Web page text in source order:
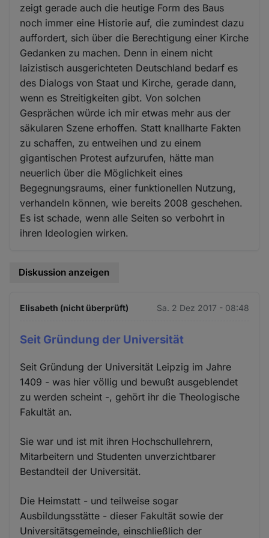
zeigt gerade auch die heutige Form des Baus
noch immer eine Historie auf, die zumindest dazu
auffordert, sich über die Berechtigung einer Kirche
Gedanken zu machen. Denn in einem nicht
laizistisch ausgerichteten Deutschland bedarf es
des Dialogs von Staat und Kirche, gerade dann,
wenn es Streitigkeiten gibt. Von solchen
Gesprächen würde ich mir etwas mehr aus der
säkularen Szene erhoffen. Statt knallharte Fakten
zu schaffen, zu entweihen und zu einem
gigantischen Protest aufzurufen, hätte man
neuerlich über die Möglichkeit eines
Begegnungsraums, einer funktionellen Nutzung,
verhandeln können, wie bereits 2008 geschehen.
Es ist schade, wenn alle Seiten so verbohrt in
ihren Ideologien wirken.
Diskussion anzeigen
Elisabeth (nicht überprüft) Sa. 2 Dez 2017 - 08:48
Seit Gründung der Universität
Seit Gründung der Universität Leipzig im Jahre
1409 - was hier völlig und bewußt ausgeblendet
zu werden scheint -, gehört ihr die Theologische
Fakultät an.
Sie war und ist mit ihren Hochschullehrern,
Mitarbeitern und Studenten unverzichtbarer
Bestandteil der Universität.
Die Heimstatt - und teilweise sogar
Ausbildungsstätte - dieser Fakultät sowie der
Universitätsgemeinde, einschließlich der